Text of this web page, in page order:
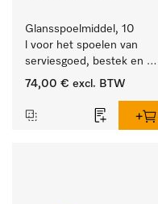
Glansspoelmiddel, 10
l voor het spoelen van
serviesgoed, bestek en
ideaal voor glazen.
74,00 € excl. BTW